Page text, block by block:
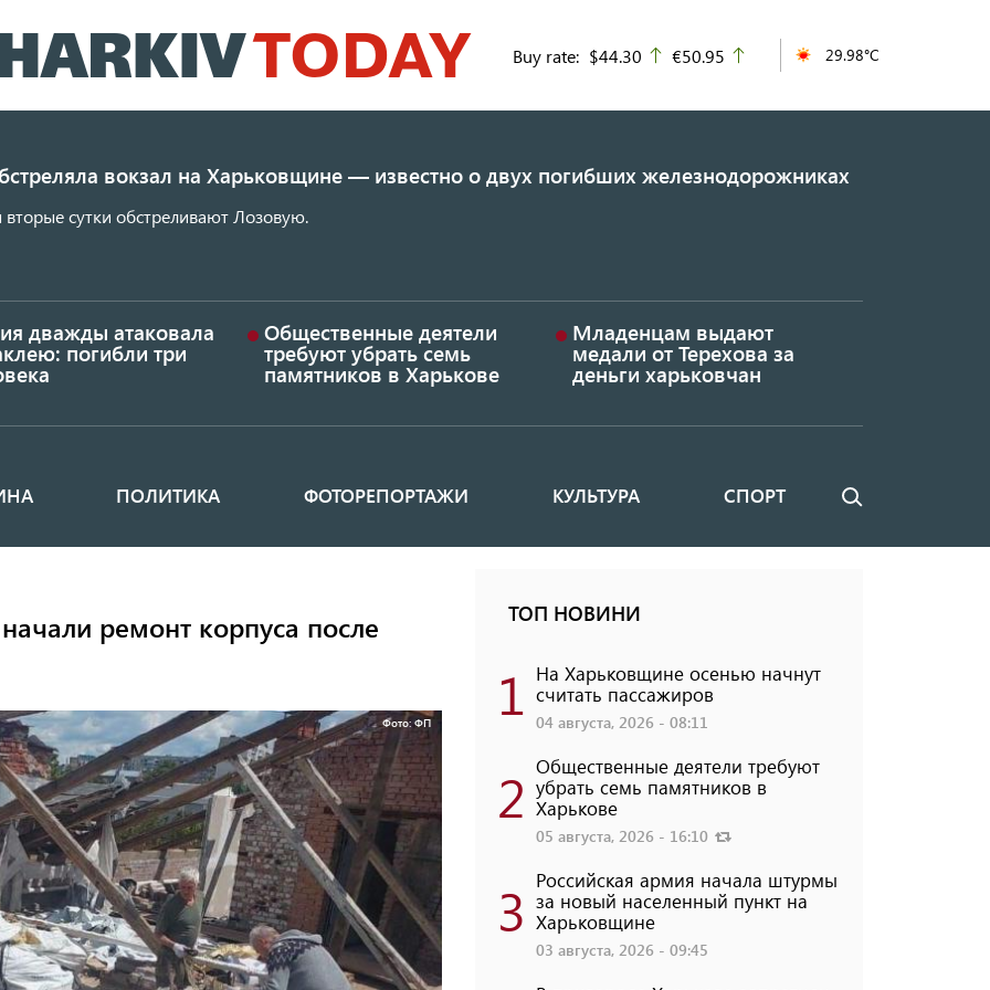
к
основному
Buy rate: $44.30 up
€50.95 29.98°C
вокзал на Харьковщине — известно о двух погибших железнодорожниках
сутки обстреливают Лозовую.
дважды атаковала
погибли три
Общественные деятели
требуют убрать семь
памятников в Харькове
Младенцам выдают
медали от Терехова за
деньги харьковчан
ПОЛИТИКА ФОТОРЕПОРТАЖИ КУЛЬТУРА СПОРТ Поиск
ремонт корпуса после
Фото: ФП
ТОП НОВИНИ
1 На Харьковщине осенью начнут
считать пассажиров
04 августа, 2026 - 08:11
2 Общественные деятели требуют
убрать семь памятников в
Харькове
05 августа, 2026 - 16:10
3 Российская армия начала штурмы
за новый населенный пункт на
Харьковщине
03 августа, 2026 - 09:45